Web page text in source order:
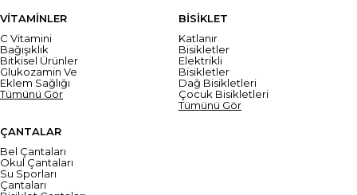
VİTAMİNLER
C Vitamini
Bağışıklık
Bitkisel Ürünler
Glukozamin Ve
Eklem Sağlığı
Tümünü Gör
BİSİKLET
Katlanır
Bisikletler
Elektrikli
Bisikletler
Dağ Bisikletleri
Çocuk Bisikletleri
Tümünü Gör
ÇANTALAR
Bel Çantaları
Okul Çantaları
Su Sporları
Çantaları